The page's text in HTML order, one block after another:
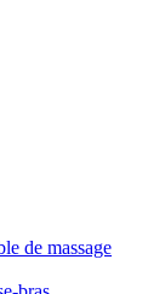
de massage